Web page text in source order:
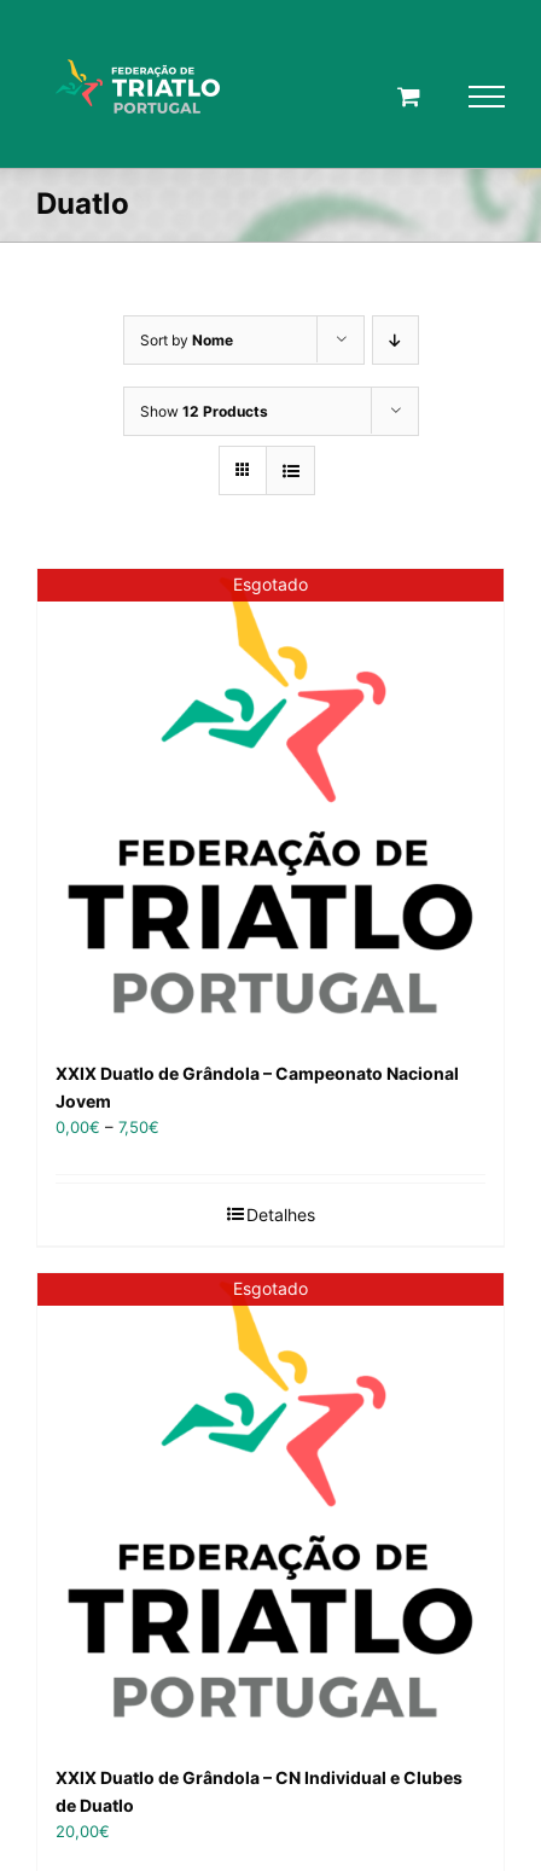
Duatlo
Sort by Nome
Show 12 Products
Esgotado
XXIX Duatlo de Grândola – Campeonato Nacional
Jovem
0,00€ – 7,50€
Detalhes
Esgotado
XXIX Duatlo de Grândola – CN Individual e Clubes
de Duatlo
20,00€